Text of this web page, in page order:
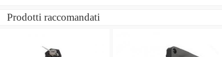
Prodotti raccomandati